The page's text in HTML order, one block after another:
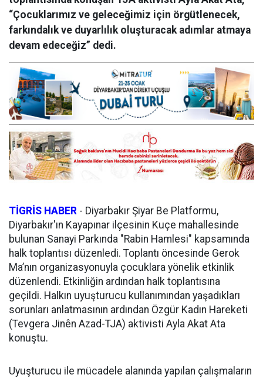
“Çocuklarımız ve geleceğimiz için örgütlenecek,
farkındalık ve duyarlılık oluşturacak adımlar atmaya
devam edeceğiz” dedi.
TİGRİS HABER - Diyarbakır Şiyar Be Platformu,
Diyarbakır'ın Kayapınar ilçesinin Kuçe mahallesinde
bulunan Sanayi Parkında "Rabin Hamlesi" kapsamında
halk toplantısı düzenledi. Toplantı öncesinde Gerok
Ma’nın organizasyonuyla çocuklara yönelik etkinlik
düzenlendi. Etkinliğin ardından halk toplantısına
geçildi. Halkın uyuşturucu kullanımından yaşadıkları
sorunları anlatmasının ardından Özgür Kadın Hareketi
(Tevgera Jinên Azad-TJA) aktivisti Ayla Akat Ata
konuştu.
Uyuşturucu ile mücadele alanında yapılan çalışmaların